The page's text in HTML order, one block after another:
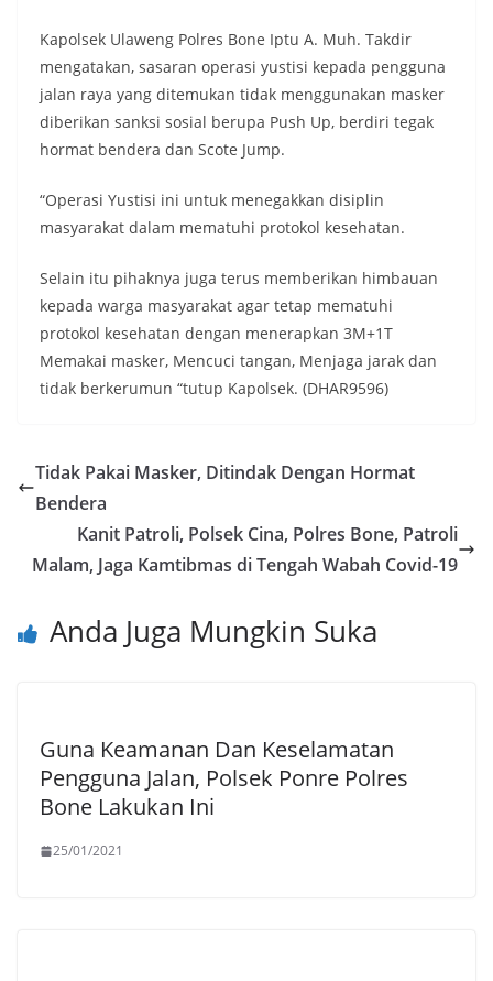
Kapolsek Ulaweng Polres Bone Iptu A. Muh. Takdir
mengatakan, sasaran operasi yustisi kepada pengguna
jalan raya yang ditemukan tidak menggunakan masker
diberikan sanksi sosial berupa Push Up, berdiri tegak
hormat bendera dan Scote Jump.
“Operasi Yustisi ini untuk menegakkan disiplin
masyarakat dalam mematuhi protokol kesehatan.
Selain itu pihaknya juga terus memberikan himbauan
kepada warga masyarakat agar tetap mematuhi
protokol kesehatan dengan menerapkan 3M+1T
Memakai masker, Mencuci tangan, Menjaga jarak dan
tidak berkerumun “tutup Kapolsek. (DHAR9596)
Tidak Pakai Masker, Ditindak Dengan Hormat
Bendera
Kanit Patroli, Polsek Cina, Polres Bone, Patroli
Malam, Jaga Kamtibmas di Tengah Wabah Covid-19
Anda Juga Mungkin Suka
Guna Keamanan Dan Keselamatan
Pengguna Jalan, Polsek Ponre Polres
Bone Lakukan Ini
25/01/2021